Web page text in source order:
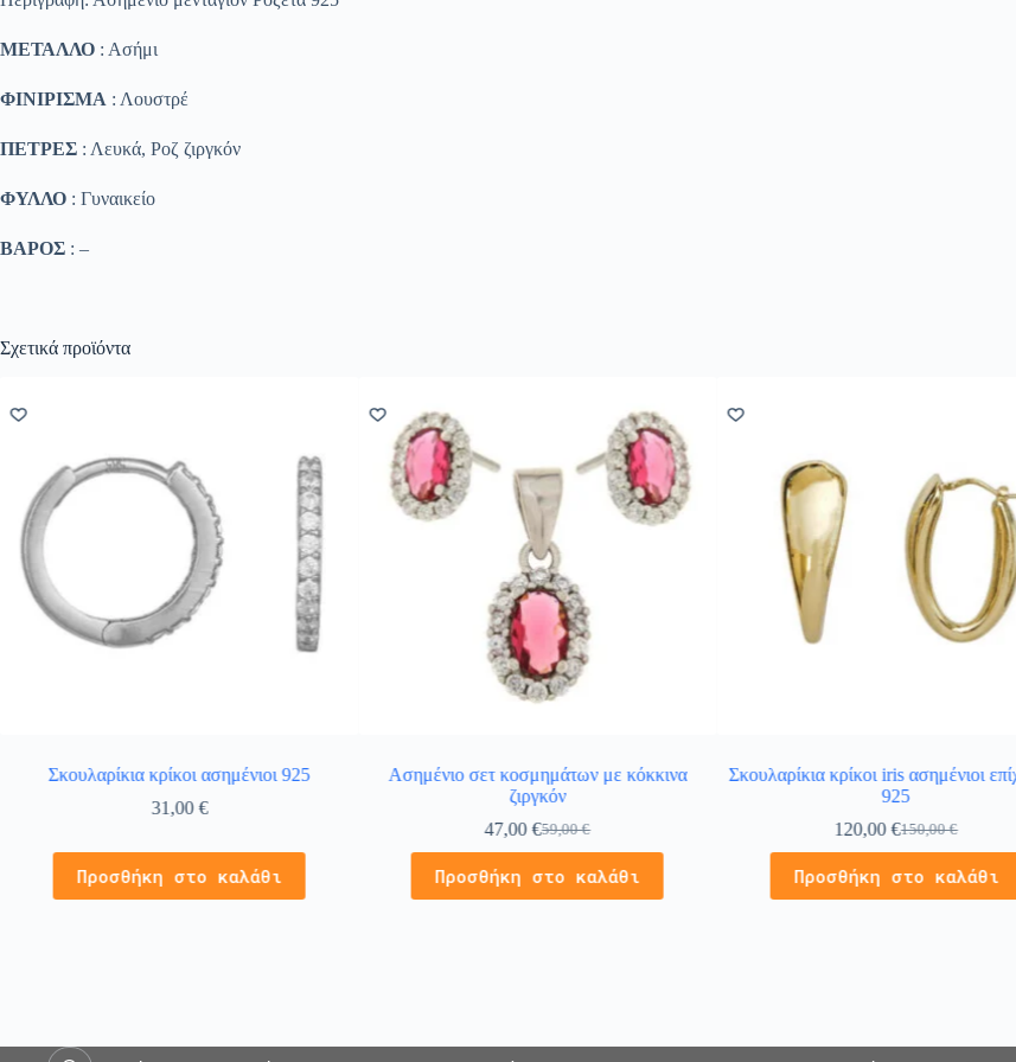
ΜΕΤΑΛΛΟ : Ασήμι
ΦΙΝΙΡΙΣΜΑ : Λουστρέ
ΠΕΤΡΕΣ : Λευκά, Ροζ ζιργκόν
ΦΥΛΛΟ : Γυναικείο
ΒΑΡΟΣ : –
Σχετικά προϊόντα
Σκουλαρίκια κρίκοι ασημένιοι 925
31,00€
Προσθήκη στο καλάθι
Ασημένιο σετ κοσμημάτων με κόκκινα
ζιργκόν
59,00€
47,00€
Προσθήκη στο καλάθι
Σκουλαρίκια κρίκοι iris ασημένιοι
925
150,00€
120,00€
Προσθήκη στο καλάθι